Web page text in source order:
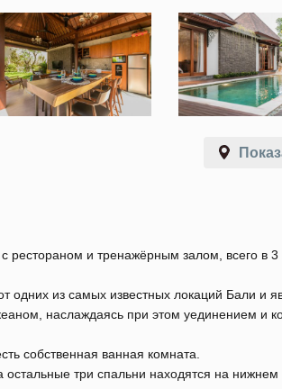
и тренажёрным залом, всего в 3
одних из самых известных локаций Бали и
наслаждаясь при этом уединением и
собственная ванная комната.
три спальни находятся на